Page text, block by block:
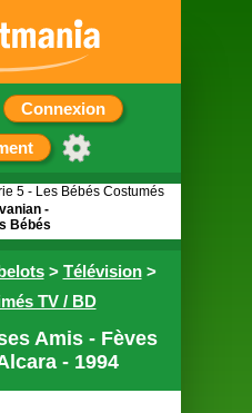
Connexion
> Télévision>
TV / BD
Amis - Fèves
- 1994
-
Bébés